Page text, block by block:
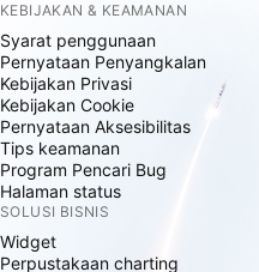
KEBIJAKAN & KEAMANAN
Syarat penggunaan
Pernyataan Penyangkalan
Kebijakan Privasi
Kebijakan Cookie
Pernyataan Aksesibilitas
Tips keamanan
Program Pencari Bug
Halaman status
SOLUSI BISNIS
Widget
Perpustakaan charting